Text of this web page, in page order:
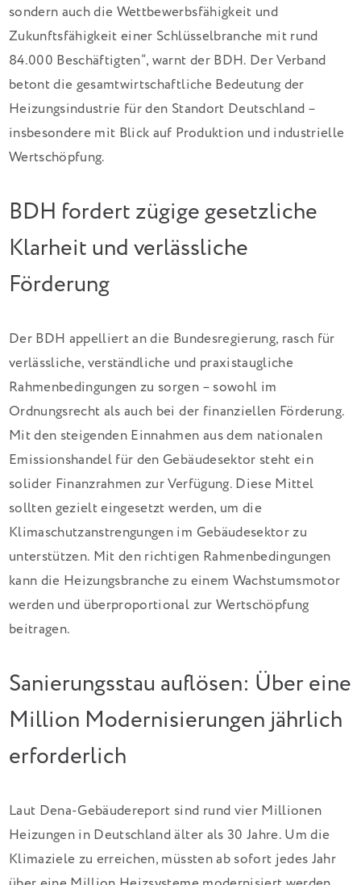
sondern auch die Wettbewerbsfähigkeit und
Zukunftsfähigkeit einer Schlüsselbranche mit rund
84.000 Beschäftigten“, warnt der BDH. Der Verband
betont die gesamtwirtschaftliche Bedeutung der
Heizungsindustrie für den Standort Deutschland –
insbesondere mit Blick auf Produktion und industrielle
Wertschöpfung.
BDH fordert zügige gesetzliche
Klarheit und verlässliche
Förderung
Der BDH appelliert an die Bundesregierung, rasch für
verlässliche, verständliche und praxistaugliche
Rahmenbedingungen zu sorgen – sowohl im
Ordnungsrecht als auch bei der finanziellen Förderung.
Mit den steigenden Einnahmen aus dem nationalen
Emissionshandel für den Gebäudesektor steht ein
solider Finanzrahmen zur Verfügung. Diese Mittel
sollten gezielt eingesetzt werden, um die
Klimaschutzanstrengungen im Gebäudesektor zu
unterstützen. Mit den richtigen Rahmenbedingungen
kann die Heizungsbranche zu einem Wachstumsmotor
werden und überproportional zur Wertschöpfung
beitragen.
Sanierungsstau auflösen: Über eine
Million Modernisierungen jährlich
erforderlich
Laut Dena-Gebäudereport sind rund vier Millionen
Heizungen in Deutschland älter als 30 Jahre. Um die
Klimaziele zu erreichen, müssten ab sofort jedes Jahr